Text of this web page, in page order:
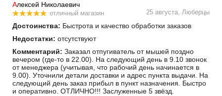
Алексей Николаевич
отличный магазин 25 августа, Люберцы
Достоинства: Быстрота и качество обработки заказов
Недостатки: отсутствуют
Комментарий: Заказал отпугиватель от мышей поздно
вечером (где-то в 22.00). На следующий день в 9.10 звонок
от менеджера (учитывая, что рабочий день начинается в
9.00). Уточнили детали доставки и адрес пункта выдачи. На
следующий день заказ прибыл в пункт назначения. Быстро
и оперативно. ОТЛИЧНО!!! Заслуженные 5 звёзд.